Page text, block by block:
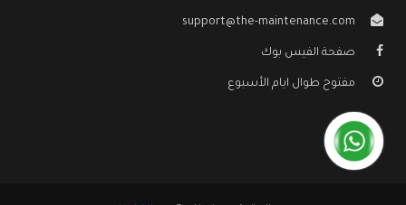
support@the-maintenance.com
صفحة الفيس بوك
مفتوح طوال ايام الأسبوع